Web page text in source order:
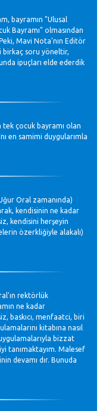
bayramın "Ulusal
Bayramı" olmasından
Peki, Mavi Nota'nın Editör
birkaç soru yöneltir,
ipuçları elde ederdik
tek çocuk bayramı olan
en samimi duygularımla
Oral zamanında)
kendisinin ne kadar
kendisini herşeyin
özerkliğiyle alakalı)
rektörlük
ne kadar
baskıcı, menfaatci, biri
kitabına nasıl
bizzat
tanımaktayım. Malesef
devamı dır. Bunuda